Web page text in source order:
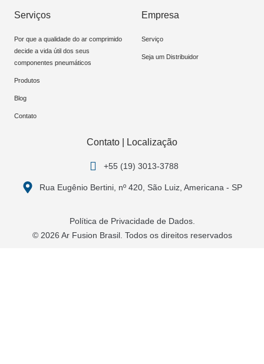
Serviços
Por que a qualidade do ar comprimido
decide a vida útil dos seus
componentes pneumáticos
Produtos
Blog
Contato
Empresa
Serviço
Seja um Distribuidor
Contato | Localização
+55 (19) 3013-3788
Rua Eugênio Bertini, nº 420, São Luiz, Americana - SP
Política de Privacidade de Dados.
© 2026 Ar Fusion Brasil. Todos os direitos reservados